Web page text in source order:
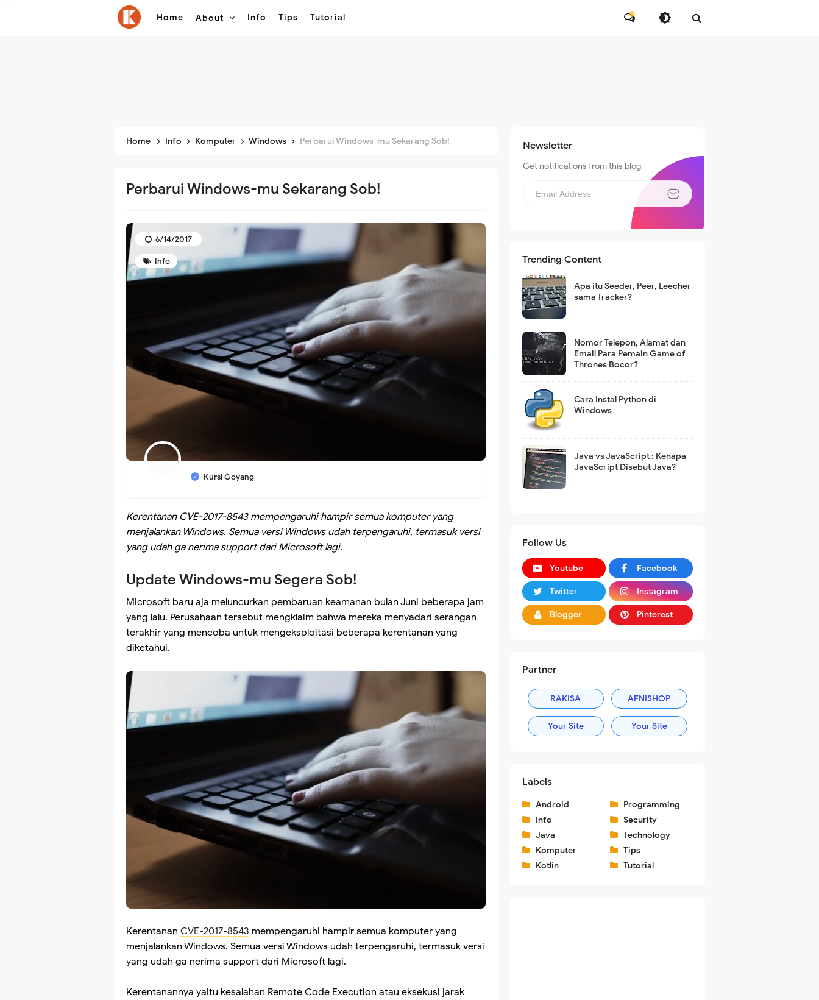
Home About Info Tips Tutorial
Home Info Komputer Windows Perbarui Windows-mu Sekarang Sob!
Perbarui Windows-mu Sekarang Sob!
Info
Kursi Goyang
6/14/2017
Kerentanan CVE-2017-8543 mempengaruhi hampir semua komputer yang
menjalankan Windows. Semua versi Windows udah terpengaruhi, termasuk versi
yang udah ga nerima support dari Microsoft lagi.
Update Windows-mu Segera Sob!
Microsoft baru aja meluncurkan pembaruan keamanan bulan Juni beberapa jam
yang lalu. Perusahaan tersebut mengklaim bahwa mereka menyadari serangan
terakhir yang mencoba untuk mengeksploitasi beberapa kerentanan yang
diketahui.
Kerentanan CVE-2017-8543 mempengaruhi hampir semua komputer yang
menjalankan Windows. Semua versi Windows udah terpengaruhi, termasuk versi
yang udah ga nerima support dari Microsoft lagi.
Kerentanannya yaitu kesalahan Remote Code Execution atau eksekusi jarak
Newsletter
Get notifications from this blog
t
e
r
Trending Content
Apa itu Seeder, Peer, Leecher
sama Tracker?
Nomor Telepon, Alamat dan
Email Para Pemain Game of
Thrones Bocor?
Cara Instal Python di
Windows
Java vs JavaScript : Kenapa
JavaScript Disebut Java?
Follow Us
Youtube Facebook
Twitter Instagram
Blogger Pinterest
Partner
RAKISA AFNISHOP
Your Site Your Site
Labels
Android
Info
Java
Komputer
Kotlin
Programming
Security
Technology
Tips
Tutorial